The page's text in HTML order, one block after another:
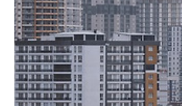
하는데 여기에 민원이 많을 듯하여 어떻게 유예가
여기서 좋은 것은 혼인신고를 하지 않아도 됩니다.
혼 출산 가구 (미혼모, 미혼부)도 가능합니다. 또한, 1